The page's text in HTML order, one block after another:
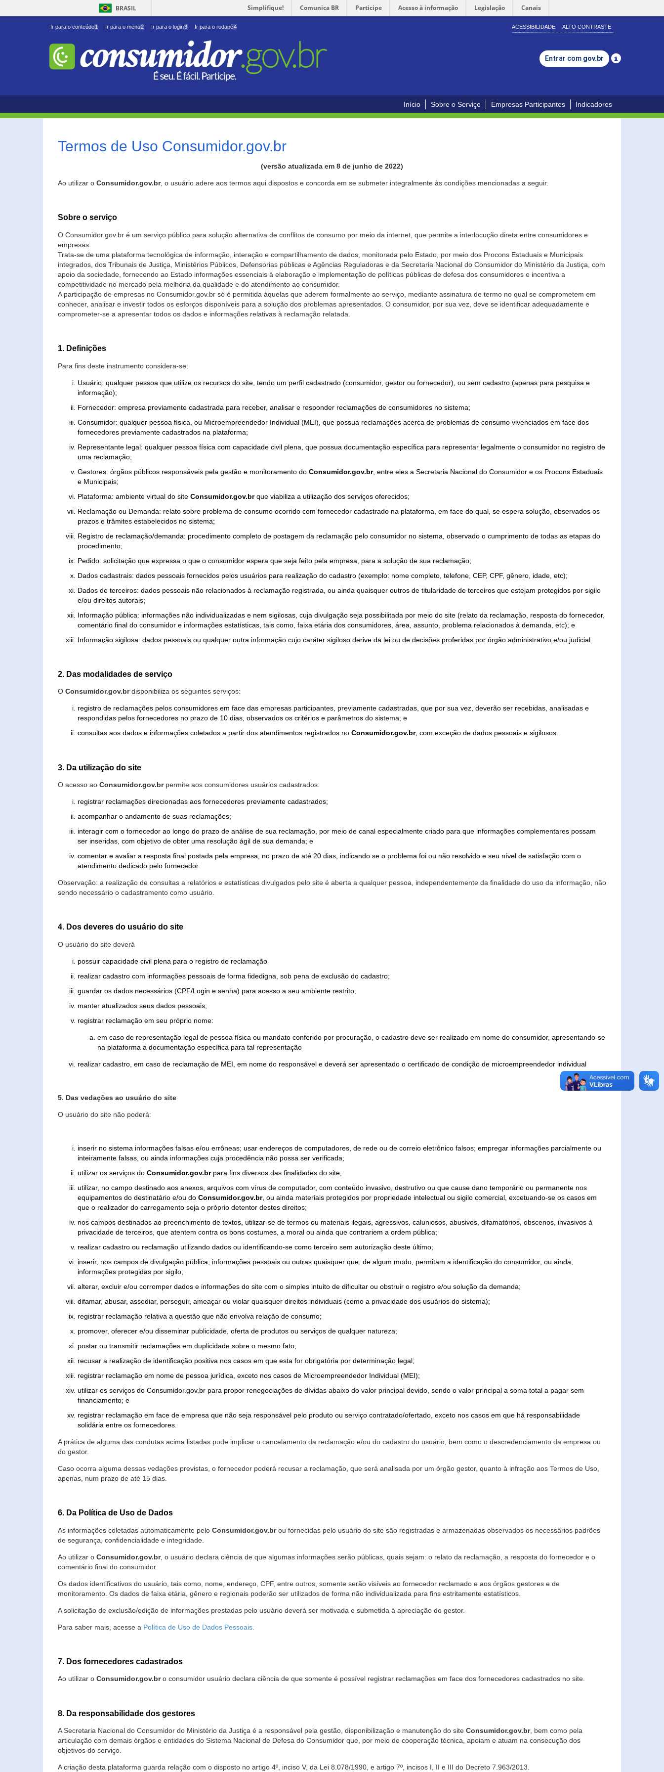
BRASIL Simplifique! Comunica BR Participe Acesso à informação Legislação Canais
Ir para o conteúdo1 Ir para o menu2 Ir para o login3 Ir para o rodapé4 ACESSIBILIDADE ALTO CONTRASTE
Entrar com gov.br
Início Sobre o Serviço Empresas Participantes Indicadores
Termos de Uso Consumidor.gov.br
(versão atualizada em 8 de junho de 2022)
Ao utilizar o Consumidor.gov.br, o usuário adere aos termos aqui dispostos e concorda em se submeter integralmente às condições mencionadas a seguir.
Sobre o serviço
O Consumidor.gov.br é um serviço público para solução alternativa de conflitos de consumo por meio da internet, que permite a interlocução direta entre consumidores e
empresas.
Trata-se de uma plataforma tecnológica de informação, interação e compartilhamento de dados, monitorada pelo Estado, por meio dos Procons Estaduais e Municipais
integrados, dos Tribunais de Justiça, Ministérios Públicos, Defensorias públicas e Agências Reguladoras e da Secretaria Nacional do Consumidor do Ministério da Justiça, com
apoio da sociedade, fornecendo ao Estado informações essenciais à elaboração e implementação de políticas públicas de defesa dos consumidores e incentiva a
competitividade no mercado pela melhoria da qualidade e do atendimento ao consumidor.
A participação de empresas no Consumidor.gov.br só é permitida àquelas que aderem formalmente ao serviço, mediante assinatura de termo no qual se comprometem em
conhecer, analisar e investir todos os esforços disponíveis para a solução dos problemas apresentados. O consumidor, por sua vez, deve se identificar adequadamente e
comprometer-se a apresentar todos os dados e informações relativas à reclamação relatada.
1. Definições
Para fins deste instrumento considera-se:
Usuário: qualquer pessoa que utilize os recursos do site, tendo um perfil cadastrado (consumidor, gestor ou fornecedor), ou sem cadastro (apenas para pesquisa e
informação);
Fornecedor: empresa previamente cadastrada para receber, analisar e responder reclamações de consumidores no sistema;
Consumidor: qualquer pessoa física, ou Microempreendedor Individual (MEI), que possua reclamações acerca de problemas de consumo vivenciados em face dos
fornecedores previamente cadastrados na plataforma;
Representante legal: qualquer pessoa física com capacidade civil plena, que possua documentação específica para representar legalmente o consumidor no registro de
uma reclamação;
Gestores: órgãos públicos responsáveis pela gestão e monitoramento do Consumidor.gov.br, entre eles a Secretaria Nacional do Consumidor e os Procons Estaduais
e Municipais;
Plataforma: ambiente virtual do site Consumidor.gov.brque viabiliza a utilização dos serviços oferecidos;
Reclamação ou Demanda: relato sobre problema de consumo ocorrido com fornecedor cadastrado na plataforma, em face do qual, se espera solução, observados os
prazos e trâmites estabelecidos no sistema;
Registro de reclamação/demanda: procedimento completo de postagem da reclamação pelo consumidor no sistema, observado o cumprimento de todas as etapas do
procedimento;
Pedido: solicitação que expressa o que o consumidor espera que seja feito pela empresa, para a solução de sua reclamação;
Dados cadastrais: dados pessoais fornecidos pelos usuários para realização do cadastro (exemplo: nome completo, telefone, CEP, CPF, gênero, idade, etc);
Dados de terceiros: dados pessoais não relacionados à reclamação registrada, ou ainda quaisquer outros de titularidade de terceiros que estejam protegidos por sigilo
e/ou direitos autorais;
Informação pública: informações não individualizadas e nem sigilosas, cuja divulgação seja possibilitada por meio do site (relato da reclamação, resposta do fornecedor,
comentário final do consumidor e informações estatísticas, tais como, faixa etária dos consumidores, área, assunto, problema relacionados à demanda, etc); e
Informação sigilosa: dados pessoais ou qualquer outra informação cujo caráter sigiloso derive da lei ou de decisões proferidas por órgão administrativo e/ou judicial.
2. Das modalidades de serviço
O Consumidor.gov.brdisponibiliza os seguintes serviços:
registro de reclamações pelos consumidores em face das empresas participantes, previamente cadastradas, que por sua vez, deverão ser recebidas, analisadas e
respondidas pelos fornecedores no prazo de 10 dias, observados os critérios e parâmetros do sistema; e
consultas aos dados e informações coletados a partir dos atendimentos registrados no Consumidor.gov.br, com exceção de dados pessoais e sigilosos.
3. Da utilização do site
O acesso ao Consumidor.gov.brpermite aos consumidores usuários cadastrados:
registrar reclamações direcionadas aos fornecedores previamente cadastrados;
acompanhar o andamento de suas reclamações;
interagir com o fornecedor ao longo do prazo de análise de sua reclamação, por meio de canal especialmente criado para que informações complementares possam
ser inseridas, com objetivo de obter uma resolução ágil de sua demanda; e
comentar e avaliar a resposta final postada pela empresa, no prazo de até 20 dias, indicando se o problema foi ou não resolvido e seu nível de satisfação com o
atendimento dedicado pelo fornecedor.
Observação: a realização de consultas a relatórios e estatísticas divulgados pelo site é aberta a qualquer pessoa, independentemente da finalidade do uso da informação, não
sendo necessário o cadastramento como usuário.
4. Dos deveres do usuário do site
O usuário do site deverá
possuir capacidade civil plena para o registro de reclamação
realizar cadastro com informações pessoais de forma fidedigna, sob pena de exclusão do cadastro;
guardar os dados necessários (CPF/Login e senha) para acesso a seu ambiente restrito;
manter atualizados seus dados pessoais;
registrar reclamação em seu próprio nome:
em caso de representação legal de pessoa física ou mandato conferido por procuração, o cadastro deve ser realizado em nome do consumidor, apresentando-se
na plataforma a documentação específica para tal representação
realizar cadastro, em caso de reclamação de MEI, em nome do responsável e deverá ser apresentado o certificado de condição de microempreendedor individual
5. Das vedações ao usuário do site
O usuário do site não poderá:
inserir no sistema informações falsas e/ou errôneas; usar endereços de computadores, de rede ou de correio eletrônico falsos; empregar informações parcialmente ou
inteiramente falsas, ou ainda informações cuja procedência não possa ser verificada;
utilizar os serviços do Consumidor.gov.brpara fins diversos das finalidades do site;
utilizar, no campo destinado aos anexos, arquivos com vírus de computador, com conteúdo invasivo, destrutivo ou que cause dano temporário ou permanente nos
equipamentos do destinatário e/ou do Consumidor.gov.br, ou ainda materiais protegidos por propriedade intelectual ou sigilo comercial, excetuando-se os casos em
que o realizador do carregamento seja o próprio detentor destes direitos;
nos campos destinados ao preenchimento de textos, utilizar-se de termos ou materiais ilegais, agressivos, caluniosos, abusivos, difamatórios, obscenos, invasivos à
privacidade de terceiros, que atentem contra os bons costumes, a moral ou ainda que contrariem a ordem pública;
realizar cadastro ou reclamação utilizando dados ou identificando-se como terceiro sem autorização deste último;
inserir, nos campos de divulgação pública, informações pessoais ou outras quaisquer que, de algum modo, permitam a identificação do consumidor, ou ainda,
informações protegidas por sigilo;
alterar, excluir e/ou corromper dados e informações do site com o simples intuito de dificultar ou obstruir o registro e/ou solução da demanda;
difamar, abusar, assediar, perseguir, ameaçar ou violar quaisquer direitos individuais (como a privacidade dos usuários do sistema);
registrar reclamação relativa a questão que não envolva relação de consumo;
promover, oferecer e/ou disseminar publicidade, oferta de produtos ou serviços de qualquer natureza;
postar ou transmitir reclamações em duplicidade sobre o mesmo fato;
recusar a realização de identificação positiva nos casos em que esta for obrigatória por determinação legal;
registrar reclamação em nome de pessoa jurídica, exceto nos casos de Microempreendedor Individual (MEI);
utilizar os serviços do Consumidor.gov.br para propor renegociações de dívidas abaixo do valor principal devido, sendo o valor principal a soma total a pagar sem
financiamento; e
registrar reclamação em face de empresa que não seja responsável pelo produto ou serviço contratado/ofertado, exceto nos casos em que há responsabilidade
solidária entre os fornecedores.
A prática de alguma das condutas acima listadas pode implicar o cancelamento da reclamação e/ou do cadastro do usuário, bem como o descredenciamento da empresa ou
do gestor.
Caso ocorra alguma dessas vedações previstas, o fornecedor poderá recusar a reclamação, que será analisada por um órgão gestor, quanto à infração aos Termos de Uso,
apenas, num prazo de até 15 dias.
6. Da Política de Uso de Dados
As informações coletadas automaticamente pelo Consumidor.gov.brou fornecidas pelo usuário do site são registradas e armazenadas observados os necessários padrões
de segurança, confidencialidade e integridade.
Ao utilizar o Consumidor.gov.br, o usuário declara ciência de que algumas informações serão públicas, quais sejam: o relato da reclamação, a resposta do fornecedor e o
comentário final do consumidor.
Os dados identificativos do usuário, tais como, nome, endereço, CPF, entre outros, somente serão visíveis ao fornecedor reclamado e aos órgãos gestores e de
monitoramento. Os dados de faixa etária, gênero e regionais poderão ser utilizados de forma não individualizada para fins estritamente estatísticos.
A solicitação de exclusão/edição de informações prestadas pelo usuário deverá ser motivada e submetida à apreciação do gestor.
Para saber mais, acesse a Política de Uso de Dados Pessoais.
7. Dos fornecedores cadastrados
Ao utilizar o Consumidor.gov.bro consumidor usuário declara ciência de que somente é possível registrar reclamações em face dos fornecedores cadastrados no site.
8. Da responsabilidade dos gestores
A Secretaria Nacional do Consumidor do Ministério da Justiça é a responsável pela gestão, disponibilização e manutenção do site Consumidor.gov.br, bem como pela
articulação com demais órgãos e entidades do Sistema Nacional de Defesa do Consumidor que, por meio de cooperação técnica, apoiam e atuam na consecução dos
objetivos do serviço.
A criação desta plataforma guarda relação com o disposto no artigo 4º, inciso V, da Lei 8.078/1990, e artigo 7º, incisos I, II e III do Decreto 7.963/2013.